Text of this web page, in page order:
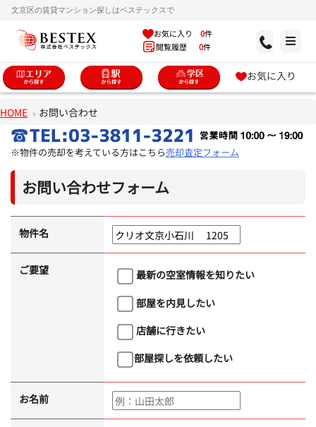
文京区の賃貸マンション探しはベステックスで
お気に入り 0件
閲覧履歴 0件
お気に入り
HOME お問い合わせ
※物件の売却を考えている方はこちら売却査定フォーム
お問い合わせフォーム
物件名
ご要望
最新の空室情報を知りたい
部屋を内見したい
店舗に行きたい
部屋探しを依頼したい
お名前